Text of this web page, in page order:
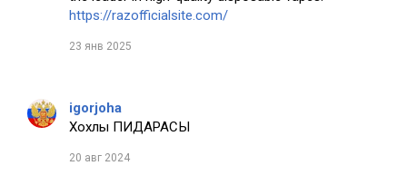
https://razofficialsite.com/
23 янв 2025
igorjoha
Хохлы ПИДАРАСЫ
20 авг 2024